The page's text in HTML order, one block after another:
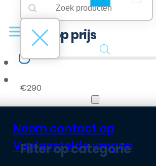
B2B Portaal
Neem contact op
Veelgestelde vragen
Search content
Filter op prijs
Filter op prijs
€290
Filter op categorie